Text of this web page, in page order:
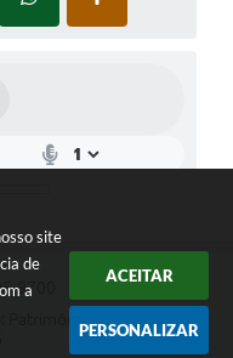
site
de
a
ACEITAR
PERSONALIZAR
9700
Patrimônio Velho | CEP: